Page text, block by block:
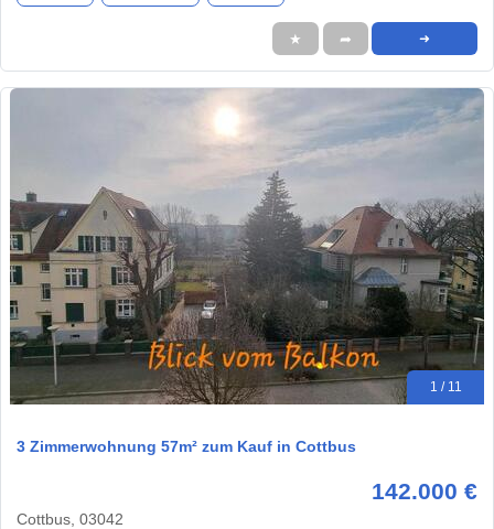
★ ➦ ➜
1 / 11
3 Zimmerwohnung 57m² zum Kauf in Cottbus
142.000 €
Cottbus, 03042